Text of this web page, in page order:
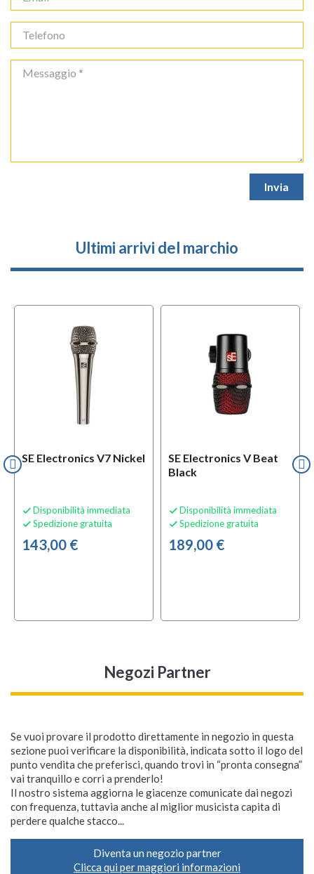
Ultimi arrivi del marchio
SE Electronics V7 Nickel
 Disponibilità immediata
 Spedizione gratuita
143,00 €
SE Electronics V Beat
Black
 Disponibilità immediata
 Spedizione gratuita
189,00 €
Negozi Partner
Se vuoi provare il prodotto direttamente in negozio in questa
sezione puoi verificare la disponibilità, indicata sotto il logo del
punto vendita che preferisci, quando trovi in “pronta consegna”
vai tranquillo e corri a prenderlo!
Il nostro sistema aggiorna le giacenze comunicate dai negozi
con frequenza, tuttavia anche al miglior musicista capita di
perdere qualche stacco...
Diventa un negozio partner
Clicca qui per maggiori informazioni